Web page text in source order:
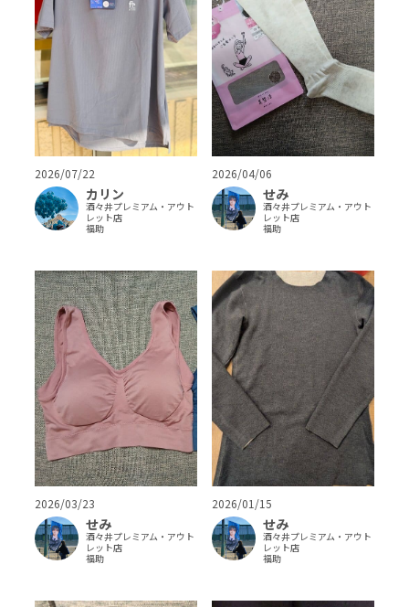
2026/07/22
カリン
酒々井プレミアム・アウト
レット店
福助
2026/04/06
せみ
酒々井プレミアム・アウト
レット店
福助
2026/03/23
せみ
酒々井プレミアム・アウト
レット店
福助
2026/01/15
せみ
酒々井プレミアム・アウト
レット店
福助